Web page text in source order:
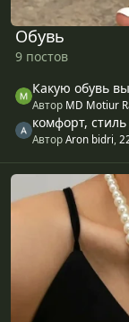
Обувь
9 постов
Какую обувь
Автор MD Motiur
комфорт,
АвторAron bidri,
Аксесуары